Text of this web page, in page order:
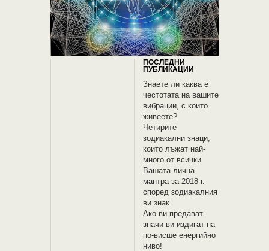
ПОСЛЕДНИ
ПУБЛИКАЦИИ
Знаете ли каква е
честотата на вашите
вибрации, с които
живеете?
Четирите
зодиакални знаци,
които лъжат най-
много от всички
Вашата лична
мантра за 2018 г.
според зодиакалния
ви знак
Ако ви предават-
значи ви издигат на
по-висше енергийно
ниво!